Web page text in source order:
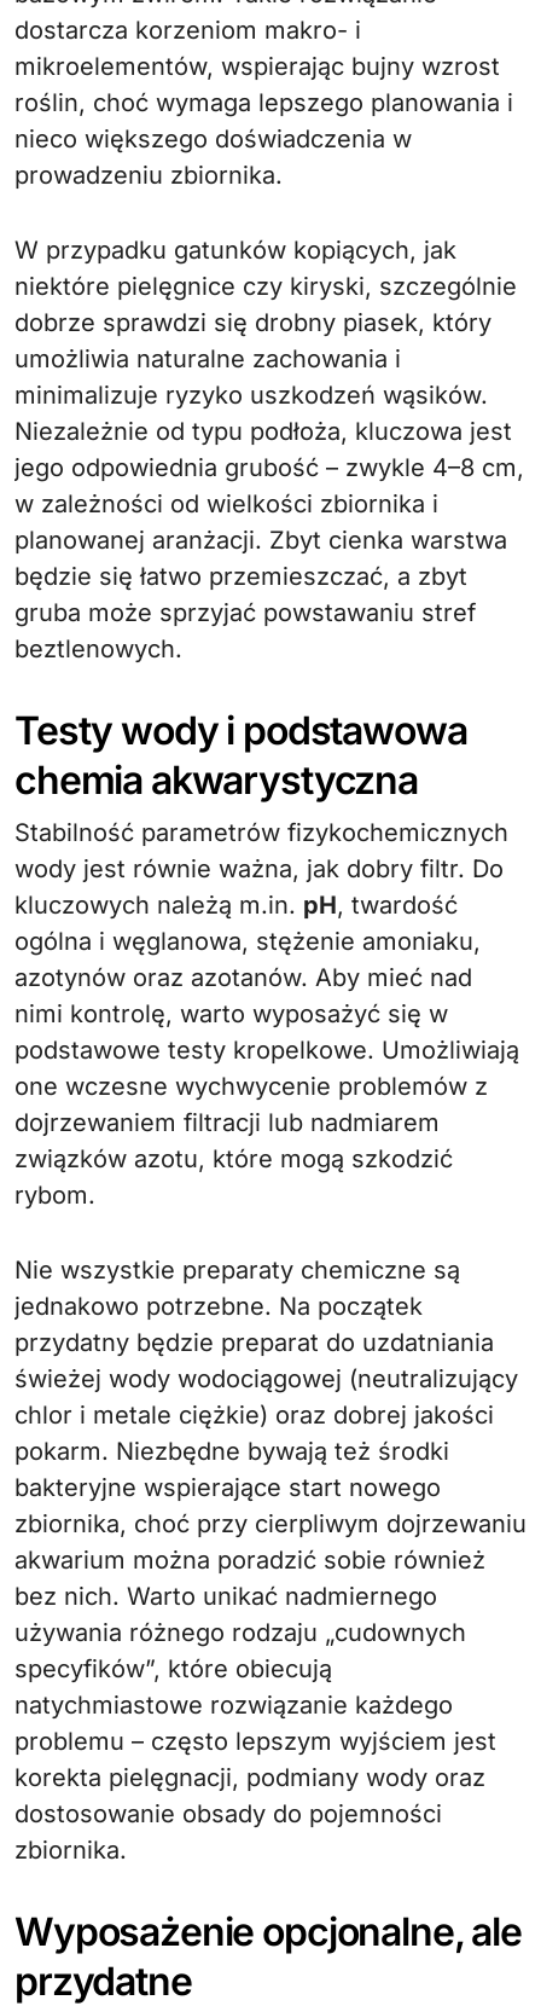
dostarcza korzeniom makro- i
mikroelementów, wspierając bujny wzrost
roślin, choć wymaga lepszego planowania i
nieco większego doświadczenia w
prowadzeniu zbiornika.
W przypadku gatunków kopiących, jak
niektóre pielęgnice czy kiryski, szczególnie
dobrze sprawdzi się drobny piasek, który
umożliwia naturalne zachowania i
minimalizuje ryzyko uszkodzeń wąsików.
Niezależnie od typu podłoża, kluczowa jest
jego odpowiednia grubość – zwykle 4–8 cm,
w zależności od wielkości zbiornika i
planowanej aranżacji. Zbyt cienka warstwa
będzie się łatwo przemieszczać, a zbyt
gruba może sprzyjać powstawaniu stref
beztlenowych.
Testy wody i podstawowa
chemia akwarystyczna
Stabilność parametrów fizykochemicznych
wody jest równie ważna, jak dobry filtr. Do
kluczowych należą m.in. pH, twardość
ogólna i węglanowa, stężenie amoniaku,
azotynów oraz azotanów. Aby mieć nad
nimi kontrolę, warto wyposażyć się w
podstawowe testy kropelkowe. Umożliwiają
one wczesne wychwycenie problemów z
dojrzewaniem filtracji lub nadmiarem
związków azotu, które mogą szkodzić
rybom.
Nie wszystkie preparaty chemiczne są
jednakowo potrzebne. Na początek
przydatny będzie preparat do uzdatniania
świeżej wody wodociągowej (neutralizujący
chlor i metale ciężkie) oraz dobrej jakości
pokarm. Niezbędne bywają też środki
bakteryjne wspierające start nowego
zbiornika, choć przy cierpliwym dojrzewaniu
akwarium można poradzić sobie również
bez nich. Warto unikać nadmiernego
używania różnego rodzaju „cudownych
specyfików”, które obiecują
natychmiastowe rozwiązanie każdego
problemu – często lepszym wyjściem jest
korekta pielęgnacji, podmiany wody oraz
dostosowanie obsady do pojemności
zbiornika.
Wyposażenie opcjonalne, ale
przydatne